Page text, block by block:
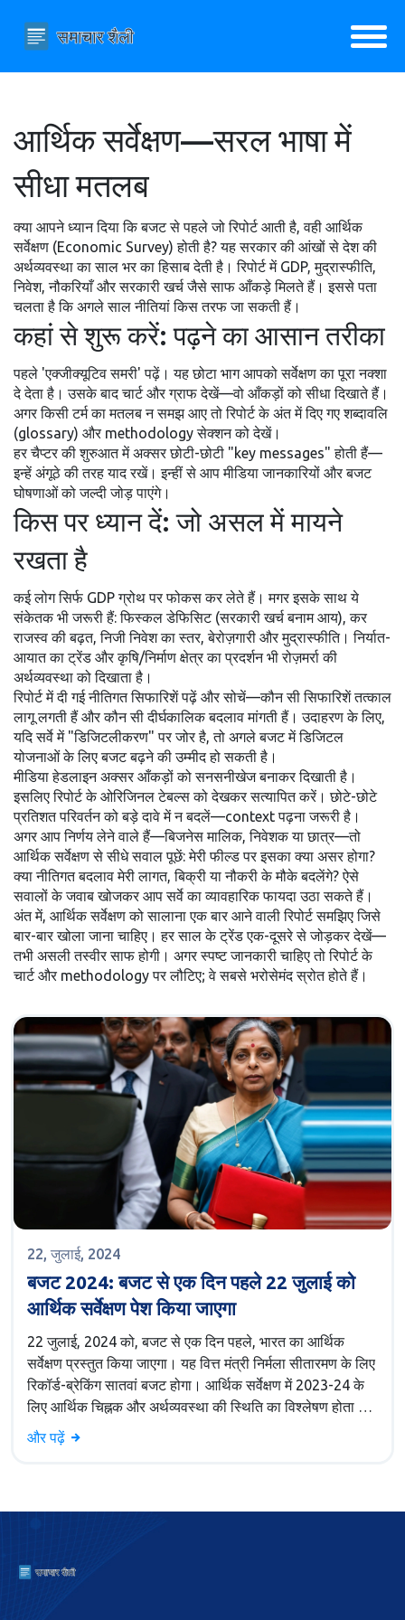
आर्थिक सर्वेक्षण—सरल भाषा में
सीधा मतलब
क्या आपने ध्यान दिया कि बजट से पहले जो रिपोर्ट आती है, वही आर्थिक
सर्वेक्षण (Economic Survey) होती है? यह सरकार की आंखों से देश की
अर्थव्यवस्था का साल भर का हिसाब देती है। रिपोर्ट में GDP, मुद्रास्फीति,
निवेश, नौकरियाँ और सरकारी खर्च जैसे साफ आँकड़े मिलते हैं। इससे पता
चलता है कि अगले साल नीतियां किस तरफ जा सकती हैं।
कहां से शुरू करें: पढ़ने का आसान तरीका
पहले 'एक्जीक्यूटिव समरी' पढ़ें। यह छोटा भाग आपको सर्वेक्षण का पूरा नक्शा
दे देता है। उसके बाद चार्ट और ग्राफ देखें—वो आँकड़ों को सीधा दिखाते हैं।
अगर किसी टर्म का मतलब न समझ आए तो रिपोर्ट के अंत में दिए गए शब्दावलि
(glossary) और methodology सेक्शन को देखें।
हर चैप्टर की शुरुआत में अक्सर छोटी-छोटी "key messages" होती हैं—
इन्हें अंगूठे की तरह याद रखें। इन्हीं से आप मीडिया जानकारियों और बजट
घोषणाओं को जल्दी जोड़ पाएंगे।
किस पर ध्यान दें: जो असल में मायने
रखता है
कई लोग सिर्फ GDP ग्रोथ पर फोकस कर लेते हैं। मगर इसके साथ ये
संकेतक भी जरूरी हैं: फिस्कल डेफिसिट (सरकारी खर्च बनाम आय), कर
राजस्व की बढ़त, निजी निवेश का स्तर, बेरोज़गारी और मुद्रास्फीति। निर्यात-
आयात का ट्रेंड और कृषि/निर्माण क्षेत्र का प्रदर्शन भी रोज़मर्रा की
अर्थव्यवस्था को दिखाता है।
रिपोर्ट में दी गई नीतिगत सिफारिशें पढ़ें और सोचें—कौन सी सिफारिशें तत्काल
लागू लगती हैं और कौन सी दीर्घकालिक बदलाव मांगती हैं। उदाहरण के लिए,
यदि सर्वे में "डिजिटलीकरण" पर जोर है, तो अगले बजट में डिजिटल
योजनाओं के लिए बजट बढ़ने की उम्मीद हो सकती है।
मीडिया हेडलाइन अक्सर आँकड़ों को सनसनीखेज बनाकर दिखाती है।
इसलिए रिपोर्ट के ओरिजिनल टेबल्स को देखकर सत्यापित करें। छोटे-छोटे
प्रतिशत परिवर्तन को बड़े दावे में न बदलें—context पढ़ना जरूरी है।
अगर आप निर्णय लेने वाले हैं—बिजनेस मालिक, निवेशक या छात्र—तो
आर्थिक सर्वेक्षण से सीधे सवाल पूछें: मेरी फील्ड पर इसका क्या असर होगा?
क्या नीतिगत बदलाव मेरी लागत, बिक्री या नौकरी के मौके बदलेंगे? ऐसे
सवालों के जवाब खोजकर आप सर्वे का व्यावहारिक फायदा उठा सकते हैं।
अंत में, आर्थिक सर्वेक्षण को सालाना एक बार आने वाली रिपोर्ट समझिए जिसे
बार-बार खोला जाना चाहिए। हर साल के ट्रेंड एक-दूसरे से जोड़कर देखें—
तभी असली तस्वीर साफ होगी। अगर स्पष्ट जानकारी चाहिए तो रिपोर्ट के
चार्ट और methodology पर लौटिए; वे सबसे भरोसेमंद स्रोत होते हैं।
22, जुलाई, 2024
बजट 2024: बजट से एक दिन पहले 22 जुलाई को
आर्थिक सर्वेक्षण पेश किया जाएगा
22 जुलाई, 2024 को, बजट से एक दिन पहले, भारत का आर्थिक
सर्वेक्षण प्रस्तुत किया जाएगा। यह वित्त मंत्री निर्मला सीतारमण के लिए
रिकॉर्ड-ब्रेकिंग सातवां बजट होगा। आर्थिक सर्वेक्षण में 2023-24 के
लिए आर्थिक चिह्नक और अर्थव्यवस्था की स्थिति का विश्लेषण होता है।
यह नरेंद्र मोदी सरकार के तीसरे कार्यकाल के बाद पहली बड़ी नीति
घोषणा होगी।
और पढ़ें